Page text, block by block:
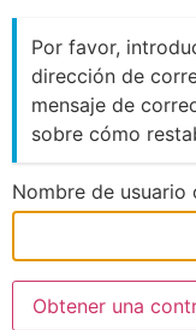
Por favor,
dirección de
mensaje de
sobre cómo
Nombre de
Obtener una